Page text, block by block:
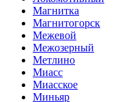
Магнитка
Магнитогорск
Межевой
Межозерный
Метлино
Миасс
Миасское
Миньяр